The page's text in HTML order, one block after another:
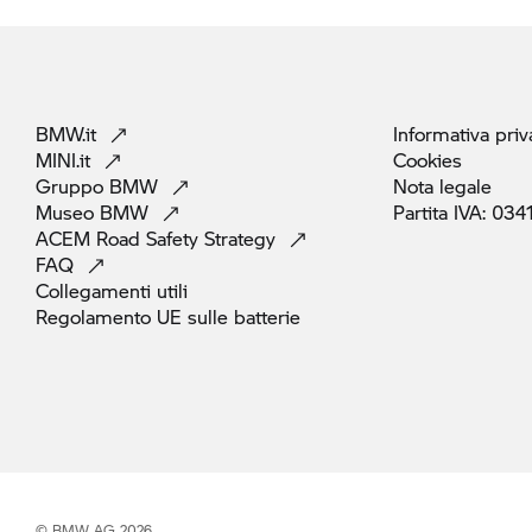
BMW.it
MINI.it
Gruppo BMW
Museo BMW
ACEM Road Safety Strategy
FAQ
Collegamenti utili
Regolamento UE sulle batterie
Informativa
Cookies
Nota legale
Partita IVA: